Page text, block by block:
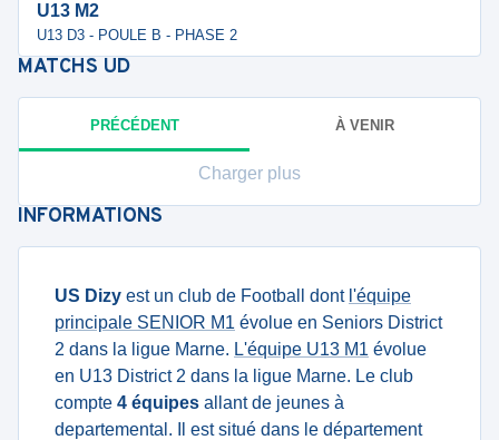
U13 M2
U13 D3 - POULE B - PHASE 2
MATCHS UD
PRÉCÉDENT À VENIR
Charger plus
INFORMATIONS
US Dizy est un club de Football dont l'équipe
principale SENIOR M1 évolue en Seniors District
2 dans la ligue Marne. L'équipe U13 M1 évolue
en U13 District 2 dans la ligue Marne. Le club
compte 4 équipes allant de jeunes à
departemental. Il est situé dans le département